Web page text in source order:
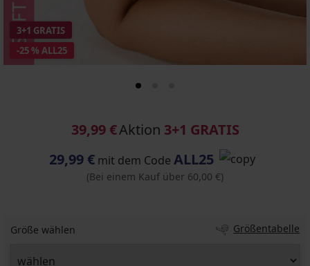
-25 % ALL25
3+1 GRATIS
39,99 €Aktion 3+1 GRATIS
29,99 € mit dem Code ALL25
(Bei einem Kauf über 60,00 €)
Größe wählen Größentabelle